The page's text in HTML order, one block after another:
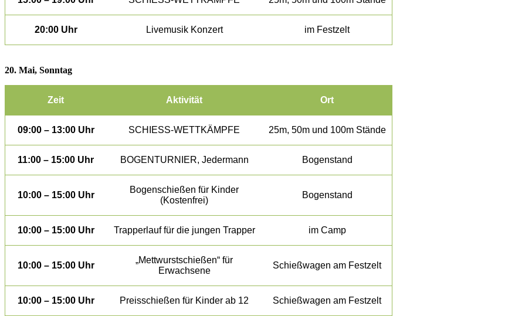
20:00 Uhr Livemusik Konzert im Festzelt
20. Mai, Sonntag
Zeit Aktivität Ort
09:00 – 13:00 Uhr SCHIESS-WETTKÄMPFE 25m, 50m und 100m Stände
11:00 – 15:00 Uhr BOGENTURNIER, Jedermann Bogenstand
10:00 – 15:00 Uhr
Bogenschießen für Kinder
(Kostenfrei)
Bogenstand
10:00 – 15:00 Uhr Trapperlauf für die jungen Trapper im Camp
10:00 – 15:00 Uhr
„Mettwurstschießen“ für
Erwachsene
Schießwagen am Festzelt
10:00 – 15:00 Uhr Preisschießen für Kinder ab 12 Schießwagen am Festzelt